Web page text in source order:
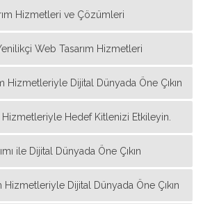
Hizmetleri ve Çözümleri
Web Tasarım Hizmetleri
Hizmetleriyle Dijital Dünyada Öne Çıkın
Hizmetleriyle Hedef Kitlenizi Etkileyin.
ile Dijital Dünyada Öne Çıkın
Hizmetleriyle Dijital Dünyada Öne Çıkın